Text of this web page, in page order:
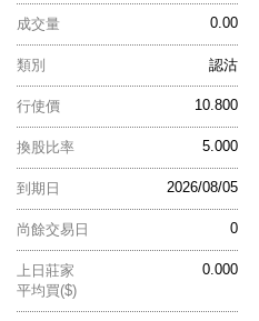
0.00
成交量
認沽
類別
10.800
行使價
5.000
換股比率
2026/08/05
到期日
0
尚餘交易日
0.000
上日莊家
平均買($)